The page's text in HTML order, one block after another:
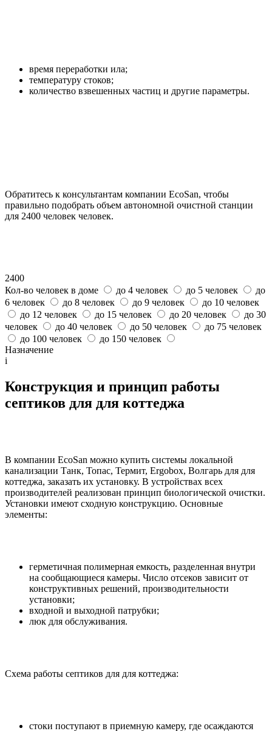
время переработки ила;
температуру стоков;
количество взвешенных частиц и другие параметры.
Обратитесь к консультантам компании EcoSan, чтобы
правильно подобрать объем автономной очистной станции
для 2400 человек человек.
2400
Кол-во человек в доме
до 4 человек до 5 человек
до
6 человек
до 8 человек до 9 человек
до 10 человек
до 12 человек
до 15 человек до 20 человек
до 30
человек
до 40 человек до 50 человек
до 75 человек
до 100 человек
до 150 человек
Назначение
i
Конструкция и принцип работы
септиков для для коттеджа
В компании EcoSan можно купить системы локальной
канализации Танк, Топас, Термит, Ergobox, Волгарь для для
коттеджа, заказать их установку. В устройствах всех
производителей реализован принцип биологической очистки.
Установки имеют сходную конструкцию. Основные
элементы:
герметичная полимерная емкость, разделенная внутри
на сообщающиеся камеры. Число отсеков зависит от
конструктивных решений, производительности
установки;
входной и выходной патрубки;
люк для обслуживания.
Схема работы септиков для для коттеджа:
стоки поступают в приемную камеру, где осаждаются